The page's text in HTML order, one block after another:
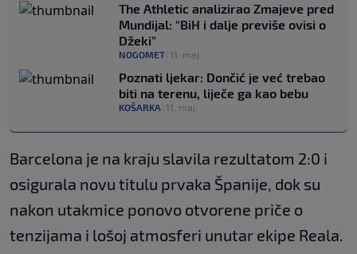
The Athletic analizirao Zmajeve pred
Mundijal: “BiH i dalje previše ovisi o
Džeki”
NOGOMET 11. maj.
Poznati ljekar: Dončić je već trebao
biti na terenu, liječe ga kao bebu
KOŠARKA 11. maj.
Barcelona je na kraju slavila rezultatom 2:0 i
osigurala novu titulu prvaka Španije, dok su
nakon utakmice ponovo otvorene priče o
tenzijama i lošoj atmosferi unutar ekipe Reala.